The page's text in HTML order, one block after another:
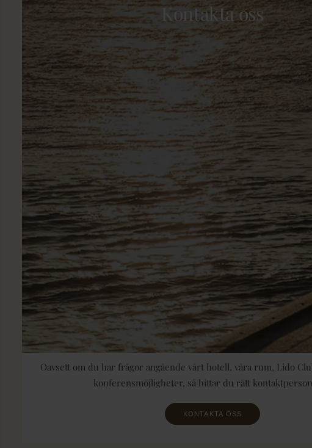
Kontakta oss
Oavsett om du har frågor angående vårt hotell, våra rum, Lido
konferensmöjligheter, så hittar du rätt
KONTAKTA OSS